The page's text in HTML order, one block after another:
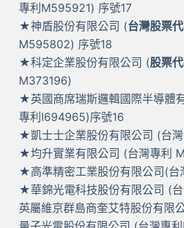
專利M595921) 序號17
★神盾股份有限公司 (台灣股票
M595802) 序號18
★科定企業股份有限公司 (股票
M373196)
★英國商席瑞斯邏輯國際半導體
專利I694965)序號16
★凱士士企業股份有限公司 (台
★均升實業有限公司 (台灣專利
★高準精密工業股份有限公司(
★華錦光電科技股份有限公司 (
英屬維京群島商奎艾特股份有限